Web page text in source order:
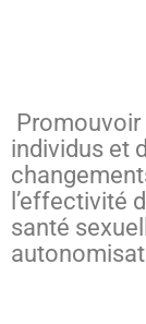
individus et
l’effectivité
santé